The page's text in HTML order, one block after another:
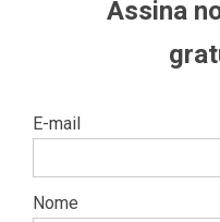
Assina
E-mail
Nome